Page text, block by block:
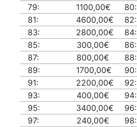
79:
1100,00€ 80:
81:
4600,00€ 82:
83:
2800,00€ 84:
85:
300,00€ 86:
87:
800,00€ 88:
89:
1700,00€ 90:
91:
2200,00€ 92:
93:
400,00€ 94:
95:
3400,00€ 96:
97:
240,00€ 98: